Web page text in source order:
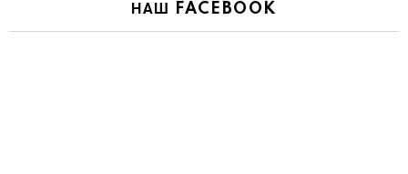
НАШ FACEBOOK